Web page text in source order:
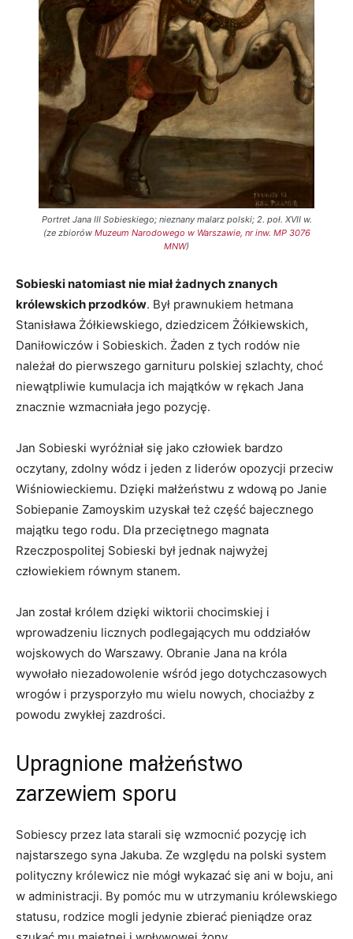
Portret Jana III Sobieskiego; nieznany malarz polski; 2. poł. XVII w.
(ze zbiorów Muzeum Narodowego w Warszawie, nr inw. MP 3076
MNW)
Sobieski natomiast nie miał żadnych znanych
królewskich przodków. Był prawnukiem hetmana
Stanisława Żółkiewskiego, dziedzicem Żółkiewskich,
Daniłowiczów i Sobieskich. Żaden z tych rodów nie
należał do pierwszego garnituru polskiej szlachty, choć
niewątpliwie kumulacja ich majątków w rękach Jana
znacznie wzmacniała jego pozycję.
Jan Sobieski wyróżniał się jako człowiek bardzo
oczytany, zdolny wódz i jeden z liderów opozycji przeciw
Wiśniowieckiemu. Dzięki małżeństwu z wdową po Janie
Sobiepanie Zamoyskim uzyskał też część bajecznego
majątku tego rodu. Dla przeciętnego magnata
Rzeczpospolitej Sobieski był jednak najwyżej
człowiekiem równym stanem.
Jan został królem dzięki wiktorii chocimskiej i
wprowadzeniu licznych podlegających mu oddziałów
wojskowych do Warszawy. Obranie Jana na króla
wywołało niezadowolenie wśród jego dotychczasowych
wrogów i przysporzyło mu wielu nowych, chociażby z
powodu zwykłej zazdrości.
Upragnione małżeństwo
zarzewiem sporu
Sobiescy przez lata starali się wzmocnić pozycję ich
najstarszego syna Jakuba. Ze względu na polski system
polityczny królewicz nie mógł wykazać się ani w boju, ani
w administracji. By pomóc mu w utrzymaniu królewskiego
statusu, rodzice mogli jedynie zbierać pieniądze oraz